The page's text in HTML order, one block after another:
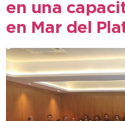
en una
en Mar del